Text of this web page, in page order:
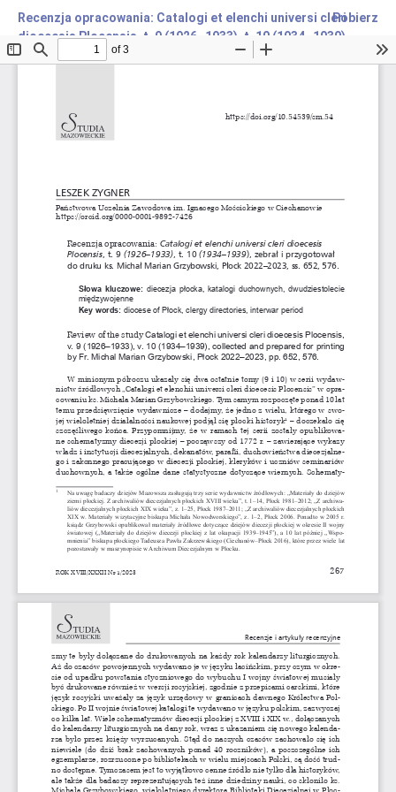
Recenzja opracowania: Catalogi et elenchi universi cleri
dioecesis Plocensis, t. 9 (1926–1933), t. 10 (1934–1939),
zebrał i przygotował do druku ks. Michał Marian Grzybowski,
Pobierz